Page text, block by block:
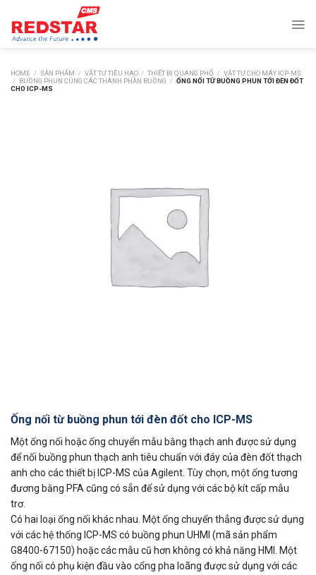
content
HOME / SẢN PHẨM / VẬT TƯ TIÊU HAO / THIẾT BỊ QUANG PHỔ / VẬT TƯ CHO MÁY ICP-MS
/ BUỒNG PHUN CÙNG CÁC THÀNH PHẦN BUỒNG / ỐNG NỐI TỪ BUỒNG PHUN TỚI ĐÈN ĐỐT
CHO ICP-MS
Ống nối từ buồng phun tới đèn đốt cho ICP-MS
Một ống nối hoặc ống chuyển mẫu bằng thạch anh được sử dụng
để nối buồng phun thạch anh tiêu chuẩn với đáy của đèn đốt thạch
anh cho các thiết bị ICP-MS của Agilent. Tùy chọn, một ống tương
đương bằng PFA cũng có sẵn để sử dụng với các bộ kít cấp mẫu
trơ.
Có hai loại ống nối khác nhau. Một ống chuyển thẳng được sử dụng
với các hệ thống ICP-MS có buồng phun UHMI (mã sản phẩm
G8400-67150) hoặc các mẫu cũ hơn không có khả năng HMI. Một
ống nối có phụ kiện đầu vào cổng pha loãng được sử dụng với các